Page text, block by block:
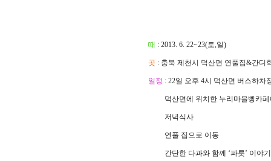
때 : 2013. 6. 22~23(토,일)
곳 : 충북 제천시 덕산면 연풀집&간디
일정 : 22일 오후 4시 덕산면 버스하차
덕산면에 위치한 누리마을빵카페
저녁식사
연풀 집으로 이동
간단한 다과와 함께 ‘파릇’ 이야